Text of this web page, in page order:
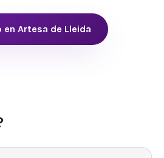
en Artesa de Lleida